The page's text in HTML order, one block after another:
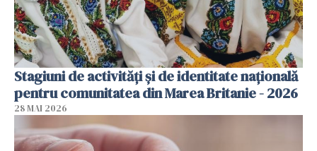
Stagiuni de activități și de identitate națională
pentru comunitatea din Marea Britanie - 2026
28 MAI 2026